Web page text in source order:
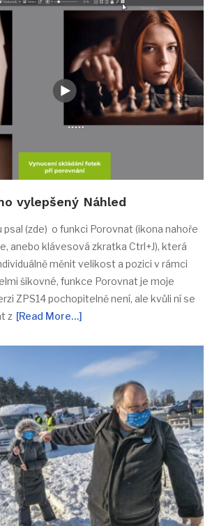
vylepšený Náhled
psal (zde) o funkci Porovnat (ikona nahoře
anebo klávesová zkratka Ctrl+J), která
měnit velikost a pozici v rámci
šikovné, funkce Porovnat je moje
ZPS14 pochopitelně není, ale kvůli ní se
z [Read More…]